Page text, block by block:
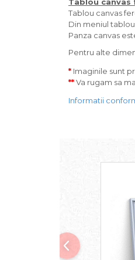
Tablou canvas
Din meniul
Panza canvas
Pentru alte
* Imaginile sunt
**Va rugam sa
Informatii